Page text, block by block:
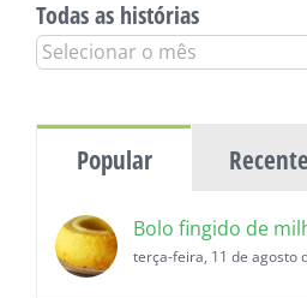
Todas as histórias
Todas
Popular Recente
Bolo fingido de
terça-feira, 11 de agosto